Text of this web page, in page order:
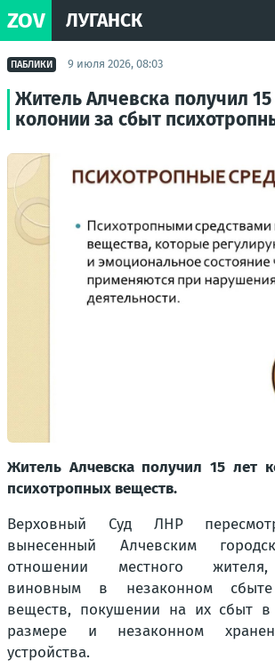
ZOV ЛУГАНСК
ПАБЛИКИ 9 июля 2026, 08:03
Житель Алчевска получил 15
колонии за сбыт
Житель Алчевска получил 15 лет
психотропных веществ.
Верховный Суд ЛНР
вынесенный Алчевским
отношении местного жителя,
виновным в незаконном сбыте
веществ, покушении на их сбыт
размере и незаконном
устройства.